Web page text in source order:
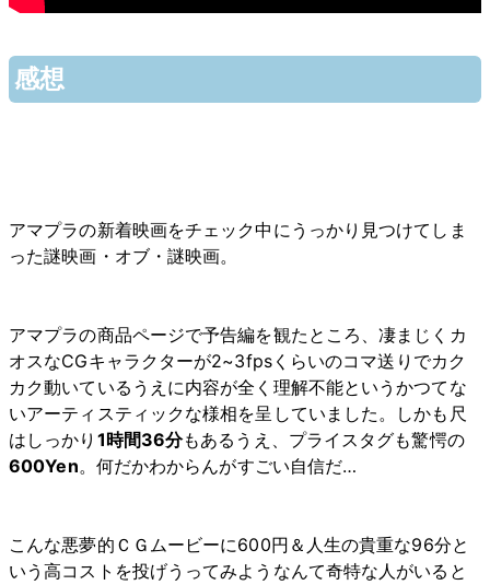
感想
アマプラの新着映画をチェック中にうっかり見つけてしま
った謎映画・オブ・謎映画。
アマプラの商品ページで予告編を観たところ、凄まじくカ
オスなCGキャラクターが2~3fpsくらいのコマ送りでカク
カク動いているうえに内容が全く理解不能というかつてな
いアーティスティックな様相を呈していました。しかも尺
はしっかり 1時間36分もあるうえ、プライスタグも驚愕の
600Yen。何だかわからんがすごい自信だ…
こんな悪夢的ＣＧムービーに600円＆人生の貴重な96分と
いう高コストを投げうってみようなんて奇特な人がいると